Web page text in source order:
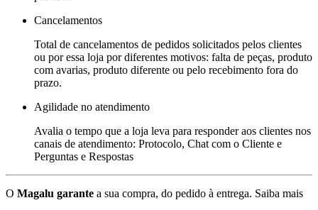
Cancelamentos
Total de cancelamentos de pedidos solicitados pelos clientes
ou por essa loja por diferentes motivos: falta de peças, produto
com avarias, produto diferente ou pelo recebimento fora do
prazo.
Agilidade no atendimento
Avalia o tempo que a loja leva para responder aos clientes nos
canais de atendimento: Protocolo, Chat com o Cliente e
Perguntas e Respostas
O Magalu garante a sua compra, do pedido à entrega. Saiba mais